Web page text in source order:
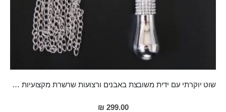
שוט יוקרתי עם ידית משובצת באבנים ורצועות שרשרת מקצועיות "Hotei"
299.00 ₪